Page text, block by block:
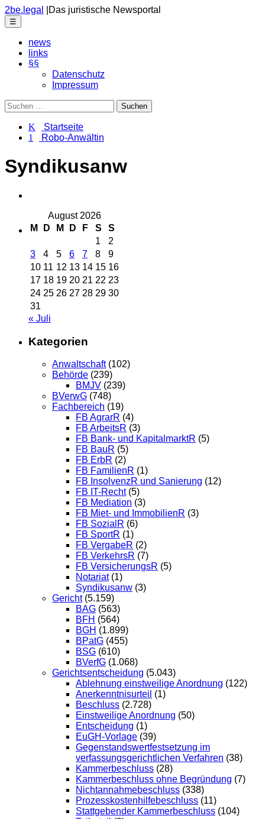
Skip
to
the
content
2be.legal Das juristische Newsportal
☰
news
links
§§
Datenschutz
Impressum
Suchen
nach:
K Startseite
1 Robo-Anwältin
Syndikusanw
August 2026
M
D M D F S
S
1
2
3
4 5 6 7 8
9
10 11 12 13 14 15 16
17 18 19 20 21 22 23
24 25 26 27 28 29 30
31
« Juli
Kategorien
Anwaltschaft(102)
Behörde (239)
BMJV (239)
BVerwG (748)
Fachbereich (19)
FB AgrarR (4)
FB ArbeitsR (3)
FB Bank- und KapitalmarktR (5)
FB BauR (5)
FB ErbR (2)
FB FamilienR (1)
FB InsolvenzR und Sanierung (12)
FB IT-Recht(5)
FB Mediation (3)
FB Miet- und ImmobilienR (3)
FB SozialR (6)
FB SportR (1)
FB VergabeR (2)
FB VerkehrsR (7)
FB VersicherungsR (5)
Notariat(1)
Syndikusanw (3)
Gericht(5.159)
BAG (563)
BFH (564)
BGH (1.899)
BPatG (455)
BSG (610)
BVerfG (1.068)
Gerichtsentscheidung (5.043)
Ablehnung einstweilige Anordnung (122)
Anerkenntnisurteil (1)
Beschluss (2.728)
Einstweilige Anordnung (50)
Entscheidung (1)
EuGH-Vorlage (39)
Gegenstandswertfestsetzung im
verfassungsgerichtlichen Verfahren (38)
Kammerbeschluss (28)
Kammerbeschluss ohne Begründung (7)
Nichtannahmebeschluss (338)
Prozesskostenhilfebeschluss (11)
Stattgebender Kammerbeschluss (104)